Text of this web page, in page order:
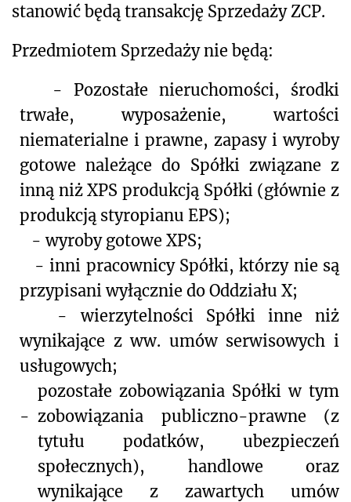
stanowić będą transakcję Sprzedaży ZCP.
Przedmiotem Sprzedaży nie będą:
- Pozostałe nieruchomości, środki
trwałe, wyposażenie, wartości
niematerialne i prawne, zapasy i wyroby
gotowe należące do Spółki związane z
inną niż XPS produkcją Spółki (głównie z
produkcją styropianu EPS);
-wyroby gotowe XPS;
- inni pracownicy Spółki, którzy nie są
przypisani wyłącznie do Oddziału X;
-wierzytelności Spółki inne niż
wynikające z ww. umów serwisowych i
usługowych;
-
pozostałe zobowiązania Spółki w tym
zobowiązania publiczno-prawne (z
tytułu podatków, ubezpieczeń
społecznych), handlowe oraz
wynikające z zawartych umów